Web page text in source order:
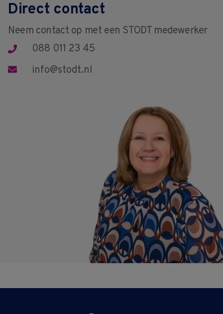
Direct contact
Neem contact op met een STODT medewerker
088 011 23 45
info@stodt.nl